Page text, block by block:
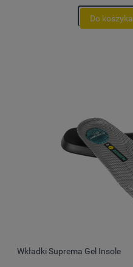
Do koszyka
Wkładki Suprema Gel Insole